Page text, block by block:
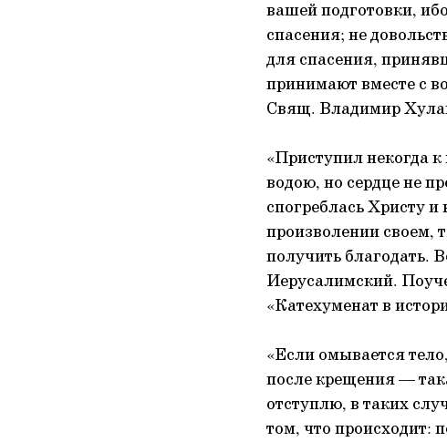
вашей подготовки,
спасения; не
для спасения,
принимают вместе с
Свящ. Владимир
«Приступил некогда
водою, но сердце не
спогреблась Христу
произволении своем,
получить благодать.
Иерусалимский.
«Катехуменат в
«Если омывается
после крещения —
отступлю, в таких
том, что происходит: